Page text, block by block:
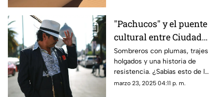
"Pachucos" y el puente
cultural entre Ciudad
Juárez y El Paso: Te
contamos la
importancia de su
movimiento
Sombreros con plumas, trajes
holgados y una historia de
resistencia. ¿Sabías esto de los
Pachucos? Te contamos su
marzo 23, 2025 04:11 p. m.